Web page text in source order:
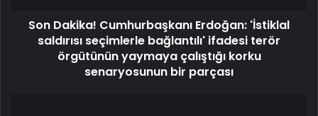
Son Dakika! Cumhurbaşkanı Erdoğan: 'İstiklal
saldırısı seçimlerle bağlantılı' ifadesi terör
örgütünün yaymaya çalıştığı korku
senaryosunun bir parçası